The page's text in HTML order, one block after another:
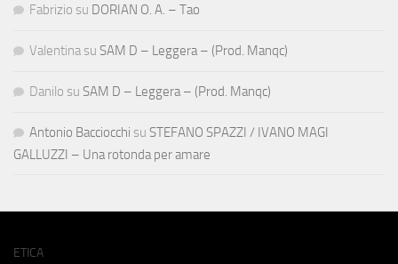
Fabrizio su DORIAN O. A. – Tao
Valentina su SAM D – Leggera – (Prod. Manqc)
Danilo su SAM D – Leggera – (Prod. Manqc)
Antonio Bacciocchi su STEFANO SPAZZI / IVANO MAGI
GALLUZZI – Una rotonda per amare
ETICA